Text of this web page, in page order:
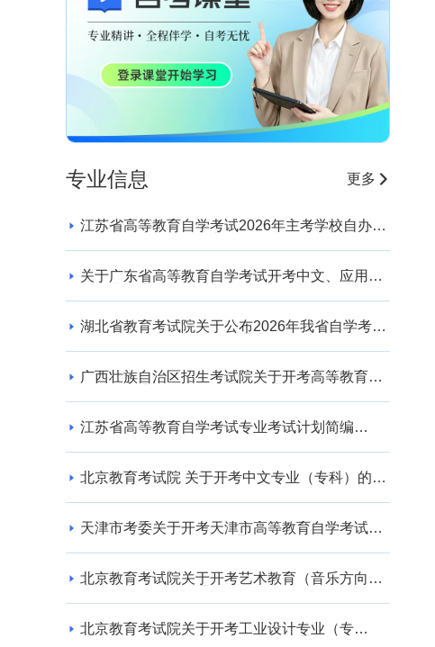
专业信息 更多
江苏省高等教育自学考试2026年主考学校自办助
关于广东省高等教育自学考试开考中文、应用英
湖北省教育考试院关于公布2026年我省自学考试
广西壮族自治区招生考试院关于开考高等教育自
江苏省高等教育自学考试专业考试计划简编
北京教育考试院 关于开考中文专业（专科）的通
天津市考委关于开考天津市高等教育自学考试电
北京教育考试院关于开考艺术教育（音乐方向）
北京教育考试院关于开考工业设计专业（专